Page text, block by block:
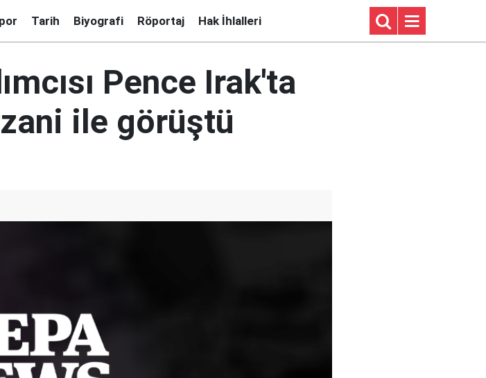
Tarih Biyografi Röportaj Hak İhlalleri
Pence Irak'ta
ile görüştü